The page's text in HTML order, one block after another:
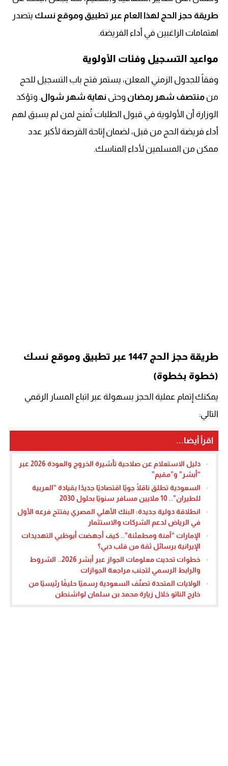
طريقة حجز الحج لهذا العام عبر تطبيق وموقع نسك يتصدر
اهتمامات الراغبين في أداء الفريضة.
مواعيد التسجيل وفئات الأولوية
وفقاً للجدول الزمني المعلن، يستمر فتح باب التسجيل للحج
من منتصف شهر رمضان وحتى نهاية شهر شوال. وتؤكد
الوزارة أن الأولوية في قبول الطلبات تُمنح لمن لم يسبق لهم
أداء فريضة الحج من قبل، لضمان إتاحة الفرصة لأكبر عدد
ممكن من المسلمين لأداء المناسك.
طريقة حجز الحج 1447 عبر تطبيق وموقع نسك
(خطوة بخطوة)
يمكنك إتمام عملية الحجز بسهولة عبر اتباع المسار الرقمي
التالي:
اقرأ أيضا...
دليل الاستعلام عن صلاحية تأشيرة الخروج والعودة 2026 عبر
“أبشر” و”مقيم”
السعودية تطلق ناقلًا جويًا اقتصاديًا جديدًا بقيادة “العربية
للطيران”.. 10 ملايين مسافر سنويًا بحلول 2030
انطلاقة دولية جديدة: البنك الأهلي المصري يفتتح فرعه الأول
في الرياض لدعم الشركات والاستثمار
الإمارات “آمنة ومطمئنة”.. كيف أجهضت أبوظبي التهديدات
الإيرانية برسائل ثقة من قلب دبي؟
خطوات تحديث معلومات الجواز عبر أبشر 2026.. الشروط
والرابط الرسمي لتجنب مراجعة الجوازات
الولايات المتحدة تصنّف السعودية رسميًا حليفًا رئيسيًا من
خارج الناتو خلال زيارة محمد بن سلمان لواشنطن